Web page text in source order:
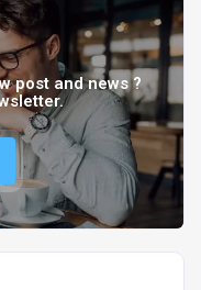
post and news ?